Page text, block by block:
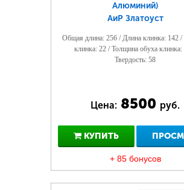
Алюминий)
АиР Златоуст
Общая длина: 256 / Длина клинка: 142
клинка: 22 / Толщина обуха клинка:
Твердость: 58
Цена: 8500 руб.
КУПИТЬ
+ 85 бонусов